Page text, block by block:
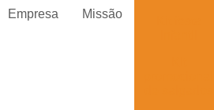
Empresa Missão